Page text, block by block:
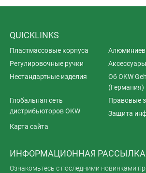
QUICKLINKS
Пластмассовые корпуса
Регулировочные ручки
Аксессуары
Нестандартные изделия
Об OKW
(Германия)
Глобальная сеть
дистрибьюторов OKW
Правовые
Защита
Карта сайта
ИНФОРМАЦИОННАЯ РАССЫЛКА
Ознакомьтесь с последними новинками